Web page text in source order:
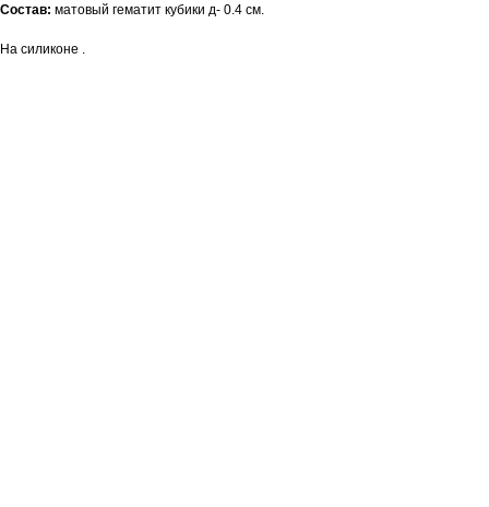
Состав: матовый гематит кубики д- 0.4 см.
На силиконе .